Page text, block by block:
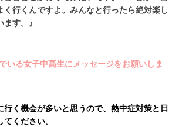
く行くんですよ。みんなと行ったら絶対楽し
す。』
る女子中高生にメッセージをお願いしま
行く機会が多いと思うので、熱中症対策と日
ください。